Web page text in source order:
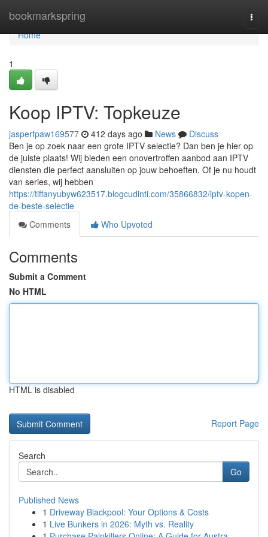
bookmarkspring
Home
Home
1
Koop IPTV: Topkeuze
jasperfpaw169577 412 days ago News
Discuss
Ben je op zoek naar een grote IPTV selectie? Dan ben je hier op
de juiste plaats! Wij bieden een onovertroffen aanbod aan IPTV
diensten die perfect aansluiten op jouw behoeften. Of je nu houdt
van series, wij hebben
https://tiffanyubyw623517.blogcudinti.com/35866832/iptv-kopen-
de-beste-selectie
Comments
Who Upvoted
Comments
Submit a Comment
No HTML
HTML is disabled
Report Page
Search
Go
Published News
1 Driveway Blackpool: Your Options & Costs
1 Live Bunkers in 2026: Myth vs. Reality